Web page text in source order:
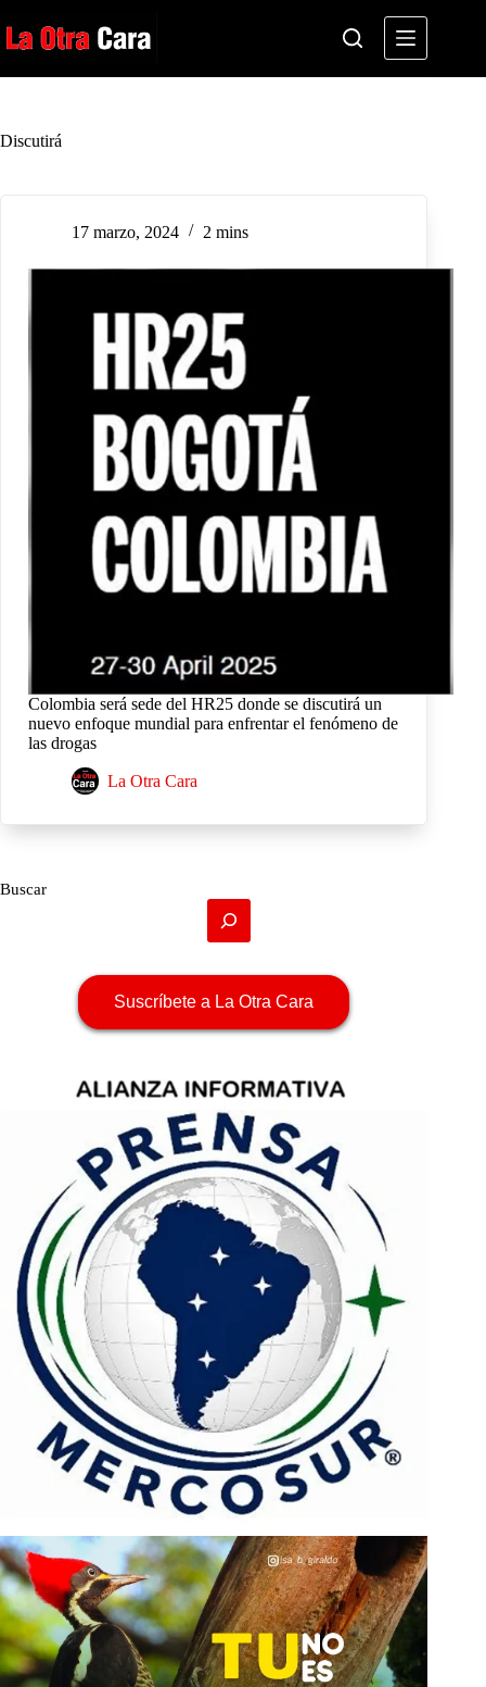
al
contenido
Discutirá
17 marzo, 2024 2 mins
Colombia será sede del HR25 donde se discutirá un
nuevo enfoque mundial para enfrentar el fenómeno de
las drogas
La Otra Cara
Buscar
Suscríbete a La Otra Cara